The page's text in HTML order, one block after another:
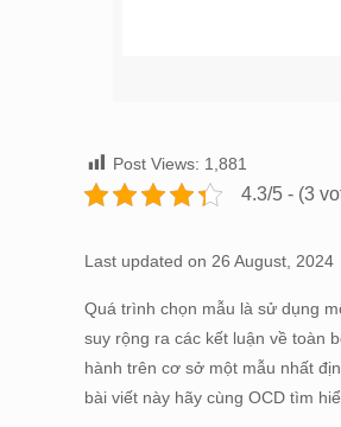
Post Views: 1,881
4.3/5 - (3
Last updated on 26 August, 2024
Quá trình chọn mẫu là sử dụng
suy rộng ra các kết luận về toàn
hành trên cơ sở một mẫu nhất
bài viết này hãy cùng OCD tìm